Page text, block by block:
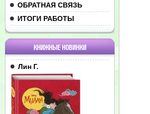
ОБРАТНАЯ СВЯЗЬ
ИТОГИ РАБОТЫ
КНИЖНЫЕ НОВИНКИ
Лин Г.